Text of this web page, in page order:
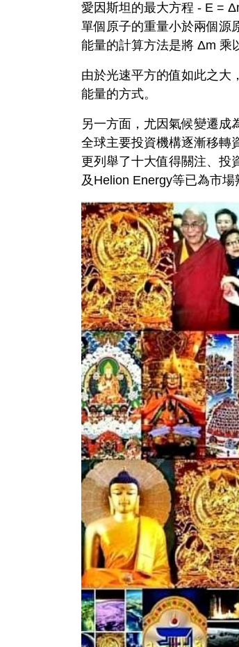
愛因斯坦的最大方程 - E =
單個原子的重量小於兩個源
能量的計算方法是將 Δm 乘
由於光速平方的值如此之大
能量的方式。
另一方面，尤因氣候變遷成
全球主要投資機構逐漸移轉
更列舉了十大值得關注、投
及Helion Energy等已為市場